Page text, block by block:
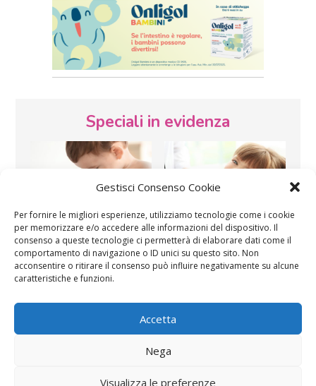
Gestisci Consenso Cookie
Per fornire le migliori esperienze, utilizziamo tecnologie come i cookie
per memorizzare e/o accedere alle informazioni del dispositivo. Il
consenso a queste tecnologie ci permetterà di elaborare dati come il
comportamento di navigazione o ID unici su questo sito. Non
acconsentire o ritirare il consenso può influire negativamente su alcune
caratteristiche e funzioni.
Accetta
Nega
Visualizza le preferenze
Speciali in evidenza
Vaccini SOS Pediatra